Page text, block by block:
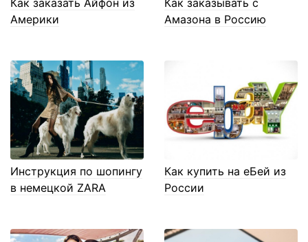
Америки
Амазона в Россию
Инструкция по шопингу
в немецкой ZARA
Как купить на еБей из
России